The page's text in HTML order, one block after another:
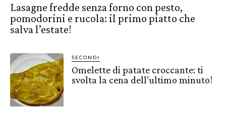
Lasagne fredde senza forno con pesto,
pomodorini e rucola: il primo piatto che
salva l’estate!
SECONDI
Omelette di patate croccante: ti
svolta la cena dell’ultimo minuto!